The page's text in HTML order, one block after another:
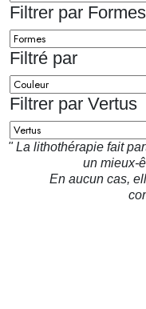
Filtrer par Formes
Filtré par
Filtrer par Vertus
" La lithothérapie fait
un mieux-
En aucun cas,